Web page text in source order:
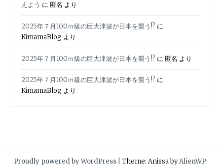
えよう に匿名 より
2025年７月100ｍ級の巨大津波が日本を襲う!? に
KimamaBlog より
2025年７月100ｍ級の巨大津波が日本を襲う!? に匿名 より
2025年７月100ｍ級の巨大津波が日本を襲う!? に
KimamaBlog より
Proudly powered by WordPress Theme: Anissa byAlienWP.